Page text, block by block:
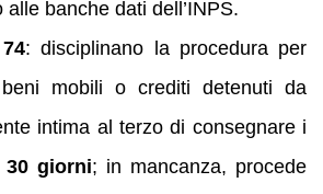
alle banche dati dell’INPS.
: disciplinano la procedura per
beni mobili o crediti detenuti da
intima al terzo di consegnare i
30 giorni; in mancanza, procede